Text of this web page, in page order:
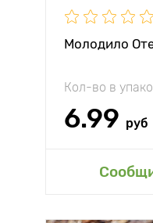
Молодило
Кол-во в
6.99 руб